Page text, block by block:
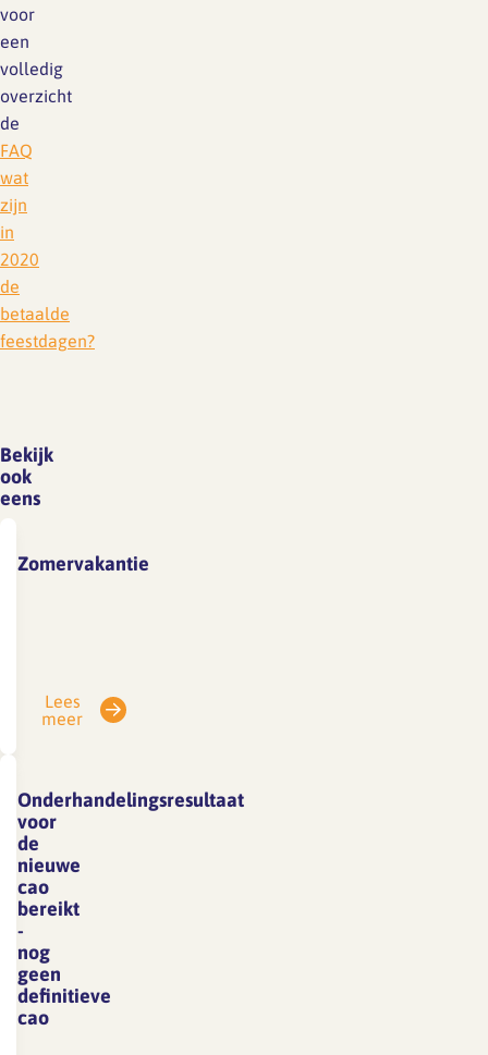
voor
een
volledig
overzicht
de
FAQ
wat
zijn
in
2020
de
betaalde
feestdagen?
Bekijk
ook
eens
Zomervakantie
gesloten
en
met
7
augustus.
mails
die
in
Lees
meer
Onderhandelingsresultaat
voor
de
nieuwe
cao
bereikt
-
nog
geen
definitieve
cao